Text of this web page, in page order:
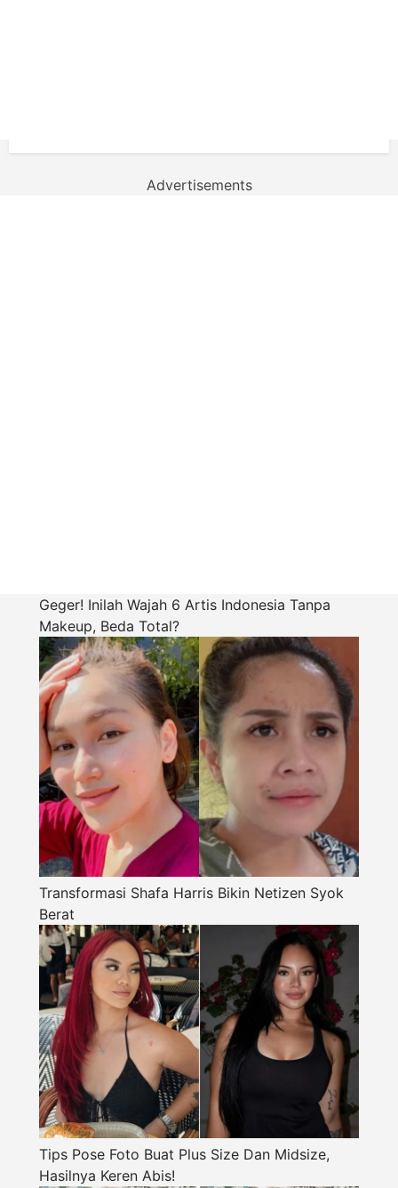
Advertisements
Geger! Inilah Wajah 6 Artis Indonesia Tanpa
Makeup, Beda Total?
Transformasi Shafa Harris Bikin Netizen Syok
Berat
Tips Pose Foto Buat Plus Size Dan Midsize,
Hasilnya Keren Abis!